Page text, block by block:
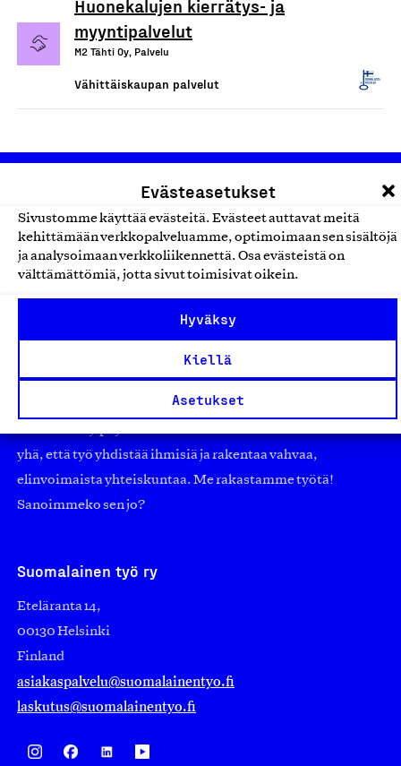
Evästeasetukset
Sivustomme käyttää evästeitä. Evästeet auttavat meitä
kehittämään verkkopalveluamme, optimoimaan sen sisältöjä
ja analysoimaan verkkoliikennettä. Osa evästeistä on
välttämättömiä, jotta sivut toimisivat oikein.
Hyväksy
Kiellä
Asetukset
Huonekalujen kierrätys- ja
myyntipalvelut
M2 Tähti Oy, Palvelu
Vähittäiskaupan palvelut
Olemme jäsentemme omistama puolueeton,
Jäseninämme on koko suomalaisen yhteiskunnan kirjo
pienistä pajoista ja yhteisöistä kansainvälisiin
suuryrityksiin. Meidät on perustettu yli 100 vuotta sitten
edistämään suomalaista työtä ja teollisuutta sekä
yhä, että työ yhdistää ihmisiä ja rakentaa vahvaa,
elinvoimaista yhteiskuntaa. Me rakastamme työtä!
Sanoimmeko sen jo?
Suomalainen työ ry
Eteläranta 14,
00130 Helsinki
Finland
asiakaspalvelu@suomalainentyo.fi
laskutus@suomalainentyo.fi